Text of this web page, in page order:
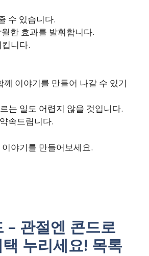
수 있습니다.
한 효과를 발휘합니다.
니다.
이야기를 만들어 나갈 수 있기
는 일도 어렵지 않을 것입니다.
속드립니다.
야기를 만들어보세요.
– 관절엔 콘드로
누리세요! 목록